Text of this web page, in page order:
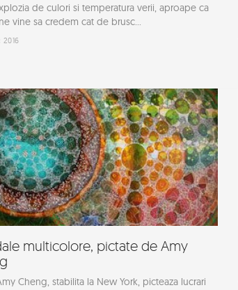
de culori si temperatura verii, aproape ca
vine sa credem cat de brusc...
2016
multicolore, pictate de Amy
Cheng, stabilita la New York, picteaza lucrari